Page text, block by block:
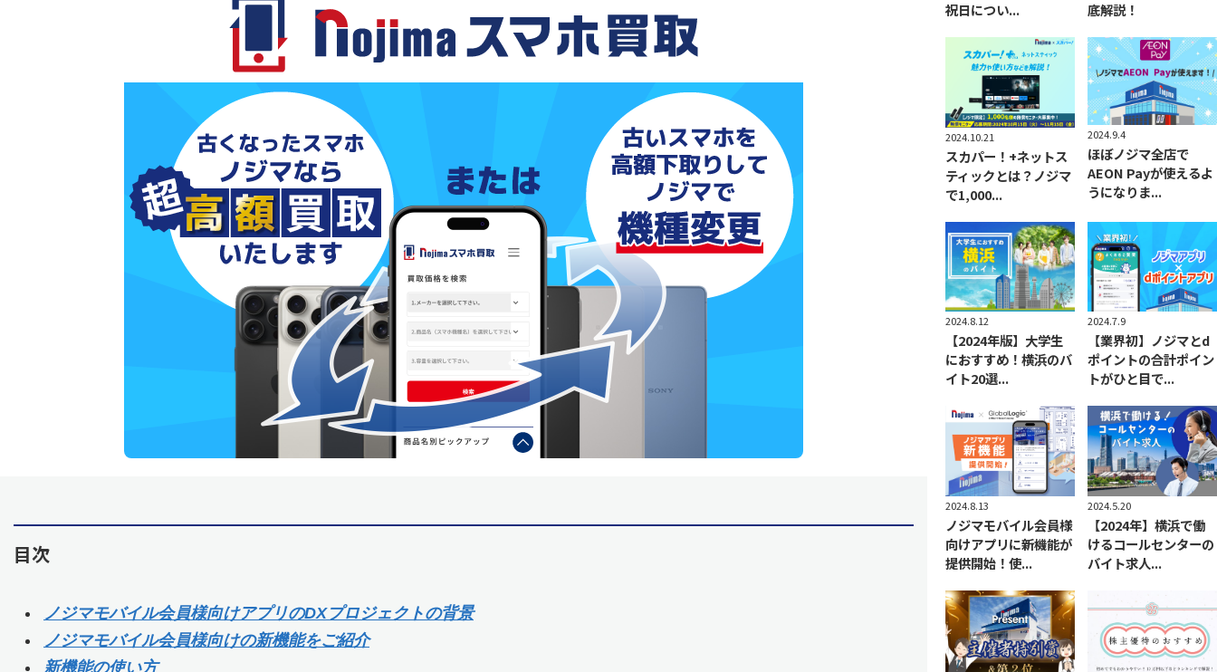
目次
ノジマモバイル会員様向けアプリのDXプロジェクトの背景
ノジマモバイル会員様向けの新機能をご紹介
新機能の使い方
祝日につい...
底解説！
2024.10.21
スカパー！+ネットス
ティックとは？ノジマ
で1,000...
2024.9.4
ほぼノジマ全店で
AEON Payが使えるよ
うになりま...
2024.8.12
【2024年版】大学生
におすすめ！横浜のバ
イト20選...
2024.7.9
【業界初】ノジマとd
ポイントの合計ポイン
トがひと目で...
2024.8.13
ノジマモバイル会員様
向けアプリに新機能が
提供開始！使...
2024.5.20
【2024年】横浜で働
けるコールセンターの
バイト求人...